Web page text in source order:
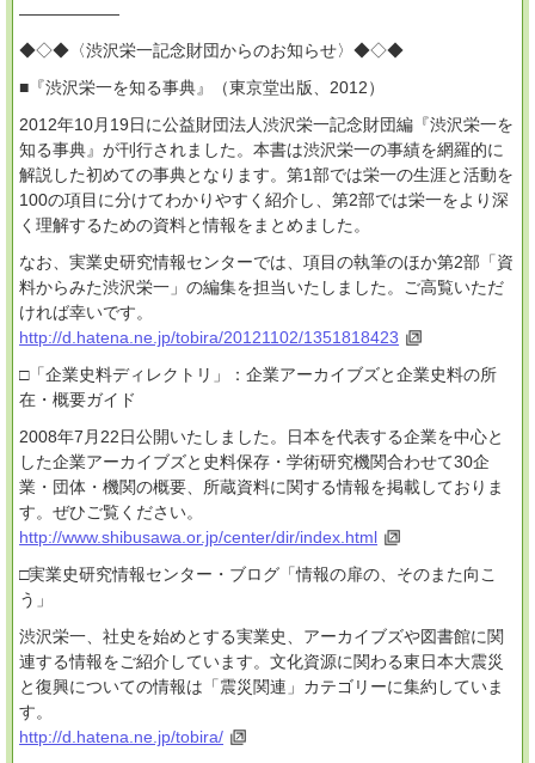
――――――
◆◇◆〈渋沢栄一記念財団からのお知らせ〉◆◇◆
■『渋沢栄一を知る事典』（東京堂出版、2012）
2012年10月19日に公益財団法人渋沢栄一記念財団編『渋沢栄一を
知る事典』が刊行されました。本書は渋沢栄一の事績を網羅的に
解説した初めての事典となります。第1部では栄一の生涯と活動を
100の項目に分けてわかりやすく紹介し、第2部では栄一をより深
く理解するための資料と情報をまとめました。
なお、実業史研究情報センターでは、項目の執筆のほか第2部「資
料からみた渋沢栄一」の編集を担当いたしました。ご高覧いただ
ければ幸いです。
http://d.hatena.ne.jp/tobira/20121102/1351818423
□「企業史料ディレクトリ」：企業アーカイブズと企業史料の所
在・概要ガイド
2008年7月22日公開いたしました。日本を代表する企業を中心と
した企業アーカイブズと史料保存・学術研究機関合わせて30企
業・団体・機関の概要、所蔵資料に関する情報を掲載しておりま
す。ぜひご覧ください。
http://www.shibusawa.or.jp/center/dir/index.html
□実業史研究情報センター・ブログ「情報の扉の、そのまた向こ
う」
渋沢栄一、社史を始めとする実業史、アーカイブズや図書館に関
連する情報をご紹介しています。文化資源に関わる東日本大震災
と復興についての情報は「震災関連」カテゴリーに集約していま
す。
http://d.hatena.ne.jp/tobira/